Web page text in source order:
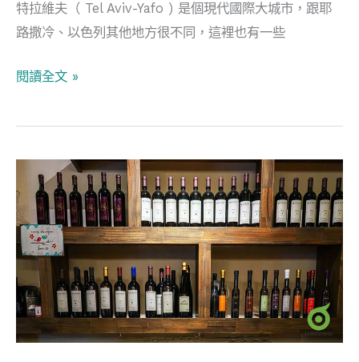
特拉維夫（ Tel Aviv-Yafo ) 是個現代國際大城市，跟耶
路撒冷、以色列其他地方很不同，這裡也有一些
閱讀全文 »
色
列
Bahat
Wine
Cellar
酒
廠